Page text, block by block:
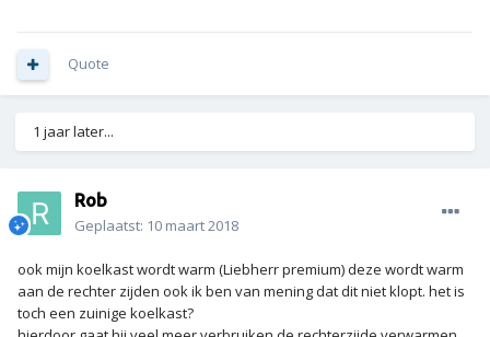
Quote
1 jaar later...
Rob
Geplaatst: 10 maart 2018
ook mijn koelkast wordt warm (Liebherr premium) deze wordt warm
aan de rechter zijden ook ik ben van mening dat dit niet klopt. het is
toch een zuinige koelkast?